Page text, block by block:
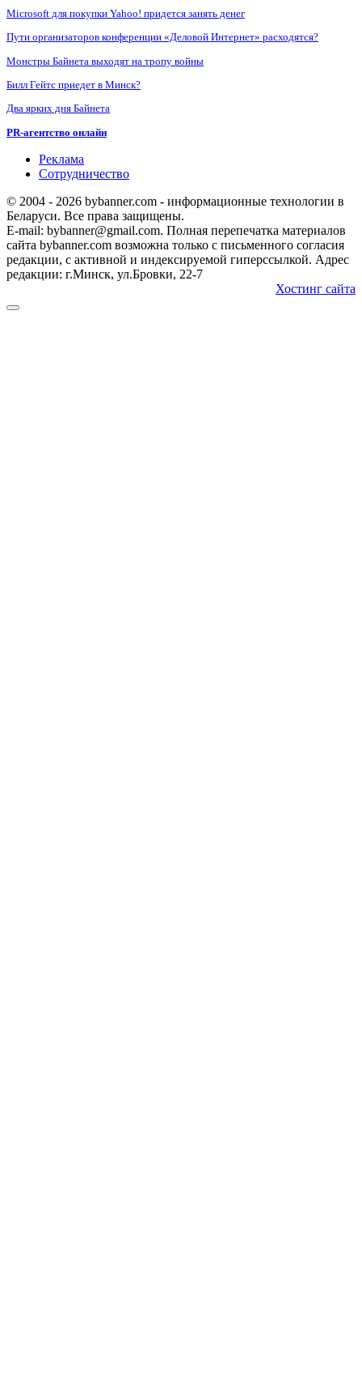
Microsoft для покупки Yahoo! придется занять денег
Пути организаторов конференции «Деловой Интернет» расходятся?
Монстры Байнета выходят на тропу войны
Билл Гейтс приедет в Минск?
Два ярких дня Байнета
PR-агентство онлайн
Реклама
Сотрудничество
© 2004 - 2026 bybanner.com - информационные технологии в
Беларуси. Все права защищены.
E-mail: bybanner@gmail.com. Полная перепечатка материалов
сайта bybanner.com возможна только с письменного согласия
редакции, с активной и индексируемой гиперссылкой. Адрес
редакции: г.Минск, ул.Бровки, 22-7
Хостинг сайта